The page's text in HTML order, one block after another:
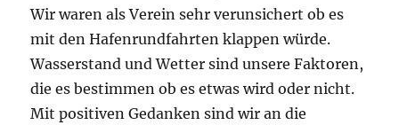
Wir waren als Verein sehr verunsichert ob es
mit den Hafenrundfahrten klappen würde.
Wasserstand und Wetter sind unsere Faktoren,
die es bestimmen ob es etwas wird oder nicht.
Mit positiven Gedanken sind wir an die